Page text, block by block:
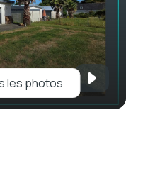
les photos